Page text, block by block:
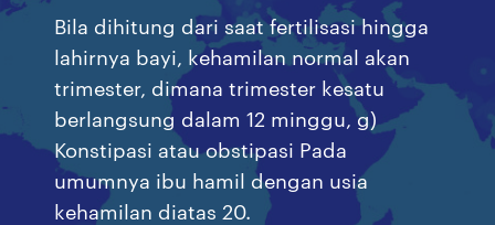
Bila dihitung dari saat fertilisasi hingga
lahirnya bayi, kehamilan normal akan
trimester, dimana trimester kesatu
berlangsung dalam 12 minggu, g)
Konstipasi atau obstipasi Pada
umumnya ibu hamil dengan usia
kehamilan diatas 20.